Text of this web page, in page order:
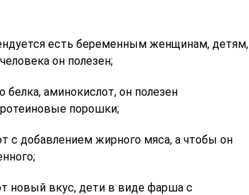
есть беременным женщинам, детям,
он полезен;
аминокислот, он полезен
порошки;
с добавлением жирного мяса, а чтобы он
новый вкус, дети в виде фарша с